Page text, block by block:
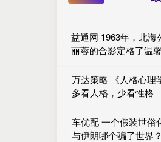
益通网 1963年，北
丽蓉的合影定格了温馨
万达策略 《人格心理
多看人格，少看性格
车优配 一个假装世俗
与伊朗哪个骗了世界？